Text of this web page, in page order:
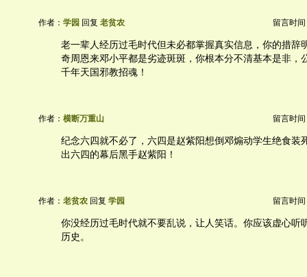
作者： 学园 回复 老贫农 留言时间
老一辈人经历过毛时代但未必都掌握真实信息，你的措辞
奇周恩来邓小平都是劣迹斑斑，你根本分不清基本是非，
千年天国邪教招魂！
作者： 横断万重山 留言时间
纪念六四就不必了，六四是赵紫阳想倒邓煽动学生绝食装
出六四的幕后黑手赵紫阳！
作者： 老贫农 回复 学园 留言时间
你没经历过毛时代就不要乱说，让人笑话。你应该虚心听
历史。